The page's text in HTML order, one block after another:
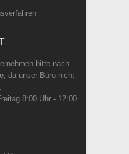
bitte nach
, da unser Büro nicht
8:00 Uhr - 12:00